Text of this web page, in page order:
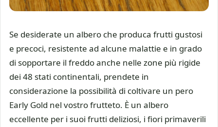
Se desiderate un albero che produca frutti gustosi
e precoci, resistente ad alcune malattie e in grado
di sopportare il freddo anche nelle zone più rigide
dei 48 stati continentali, prendete in
considerazione la possibilità di coltivare un pero
Early Gold nel vostro frutteto. È un albero
eccellente per i suoi frutti deliziosi, i fiori primaverili